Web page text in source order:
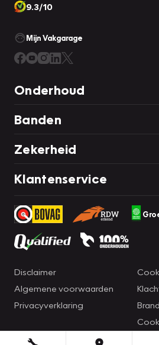
9.3/10
Mijn Vakgarage
Onderhoud
Banden
Zekerheid
Klantenservice
Disclaimer
Algemene voorwaarden
Privacyverklaring